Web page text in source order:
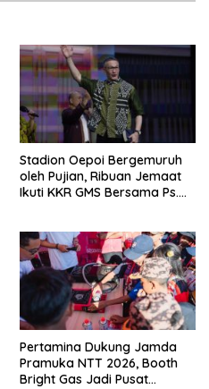
Stadion Oepoi Bergemuruh
oleh Pujian, Ribuan Jemaat
Ikuti KKR GMS Bersama Ps.
Pertamina Dukung Jamda
Pramuka NTT 2026, Booth
Bright Gas Jadi Pusat